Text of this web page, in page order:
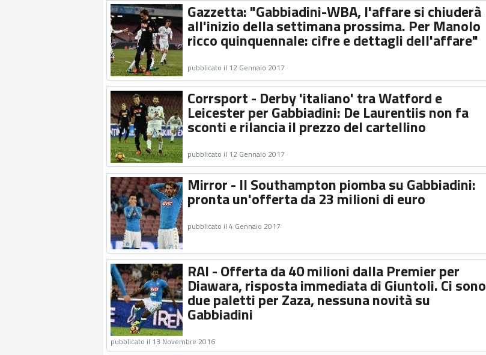
Gazzetta: "Gabbiadini-WBA, l'affare si chiuderà
all'inizio della settimana prossima. Per Manolo
ricco quinquennale: cifre e dettagli dell'affare"
pubblicato il 12 Gennaio 2017
Corrsport - Derby 'italiano' tra Watford e
Leicester per Gabbiadini: De Laurentiis non fa
sconti e rilancia il prezzo del cartellino
pubblicato il 12 Gennaio 2017
Mirror - Il Southampton piomba su Gabbiadini:
pronta un'offerta da 23 milioni di euro
pubblicato il 4 Gennaio 2017
RAI - Offerta da 40 milioni dalla Premier per
Diawara, risposta immediata di Giuntoli. Ci sono
due paletti per Zaza, nessuna novità su
Gabbiadini
pubblicato il 13 Novembre 2016